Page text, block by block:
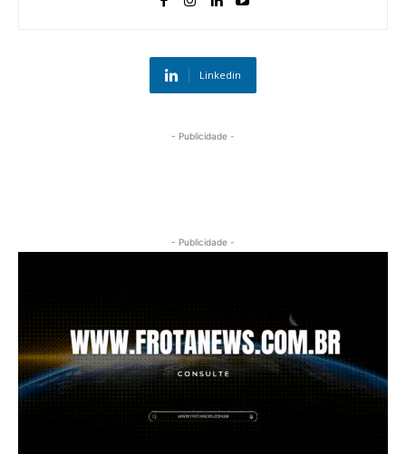
Linkedin
- Publicidade -
- Publicidade -